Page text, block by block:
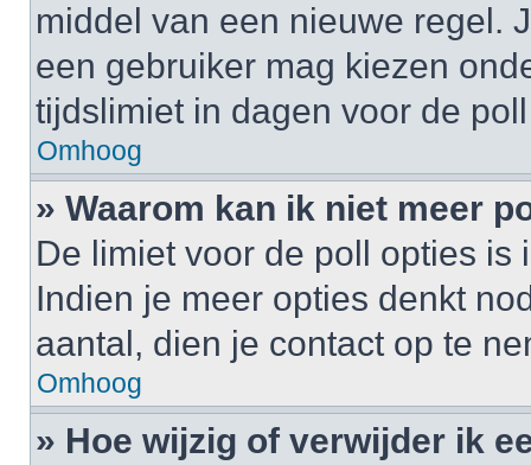
middel van een nieuwe regel.
een gebruiker mag kiezen
tijdslimiet in dagen voor de
Omhoog
» Waarom kan ik niet meer
De limiet voor de poll opties is
Indien je meer opties denkt
aantal, dien je contact op te
Omhoog
» Hoe wijzig of verwijder ik